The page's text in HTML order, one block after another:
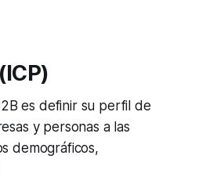
es definir su perfil de
y personas a las
demográficos,